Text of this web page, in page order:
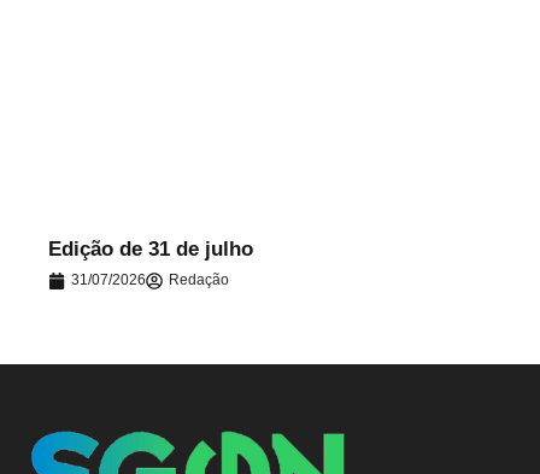
Edição de 31 de julho
31/07/2026 Redação